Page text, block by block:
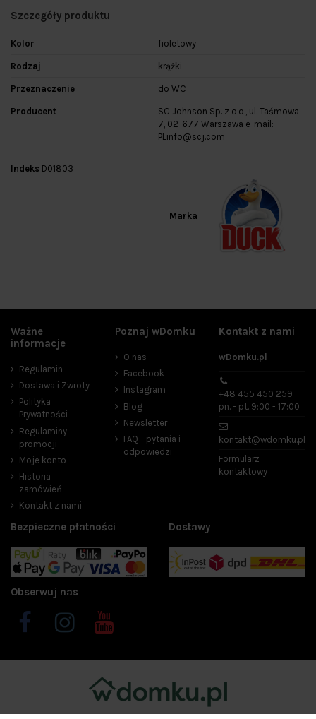
Szczegóły produktu
Kolor fioletowy
Rodzaj krążki
Przeznaczenie do WC
Producent
SC Johnson Sp. z o.o., ul. Taśmowa
7, 02-677 Warszawa e-mail:
PLinfo@scj.com
Marka
Indeks D01803
Ważne
informacje
Regulamin
Dostawa i Zwroty
Polityka
Prywatności
Regulaminy
promocji
Moje konto
Historia
zamówień
Kontakt z nami
Poznaj wDomku
O nas
Facebook
Instagram
Blog
Newsletter
FAQ - pytania i
odpowiedzi
Kontakt z nami
wDomku.pl
+48 455 450 259
pn. - pt. 9:00 - 17:00
kontakt@wdomku.pl
Formularz
kontaktowy
Bezpieczne płatności Dostawy
Obserwuj nas